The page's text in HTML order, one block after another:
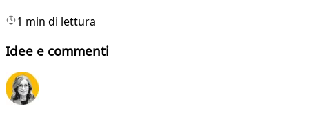
1 min di lettura
Idee e commenti